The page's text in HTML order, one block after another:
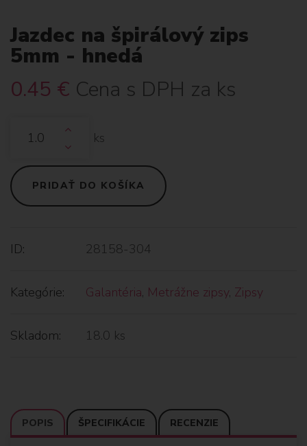
Jazdec na špirálový zips
5mm - hnedá
0.45 € Cena s DPH za ks
ks
PRIDAŤ DO KOŠÍKA
ID: 28158-304
Kategórie: Galantéria, Metrážne zipsy, Zipsy
Skladom: 18.0 ks
POPIS ŠPECIFIKÁCIE RECENZIE